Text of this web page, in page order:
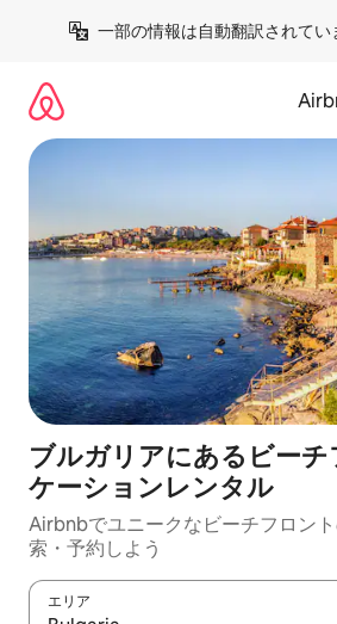
一部の情報は自動翻訳されてい
ブルガリアにあるビー
ケーションレンタル
Airbnbでユニークなビーチフロン
索・予約しよう
エリア